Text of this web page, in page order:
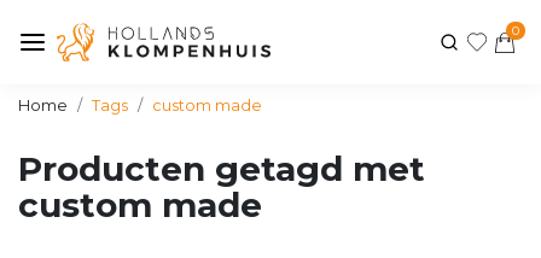
0
Home Tags custom made
Producten getagd met
custom made